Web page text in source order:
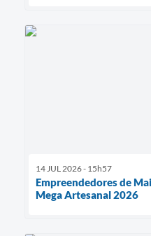
14 JUL 2026 - 15h57
Empreendedores de
Mega Artesanal 2026